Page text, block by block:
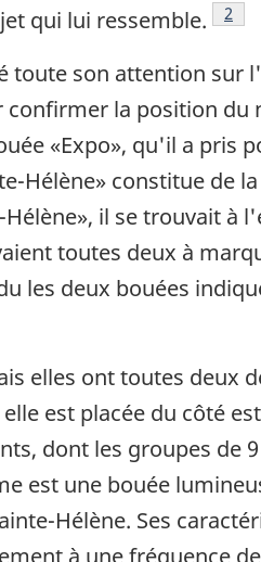
qui lui ressemble.
Note
2
toute son attention sur
la position du
«Expo», qu'il a pris
Hélène» constitue de
il se trouvait à
toutes deux à
les deux bouées
elles ont toutes deux
est placée du côté
dont les groupes de
est une bouée
Hélène. Ses
à une fréquence